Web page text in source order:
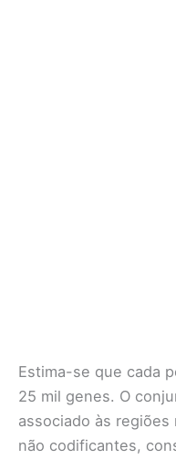
Estima-se que cada
25 mil genes. O
associado às
não codificantes,